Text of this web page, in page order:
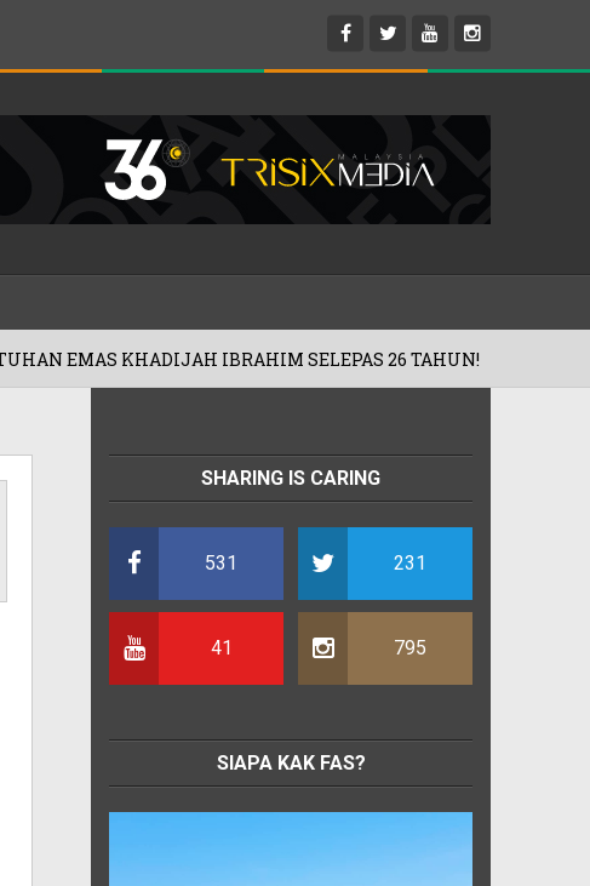
KHADIJAH IBRAHIM SELEPAS 26 TAHUN!
SHARING IS CARING
531 231
41 795
SIAPA KAK FAS?